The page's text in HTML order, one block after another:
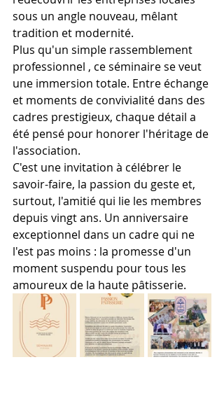
sous un angle nouveau, mêlant
tradition et modernité.
Plus qu'un simple rassemblement
professionnel , ce séminaire se veut
une immersion totale. Entre échange
et moments de convivialité dans des
cadres prestigieux, chaque détail a
été pensé pour honorer l'héritage de
l'association.
C'est une invitation à célébrer le
savoir-faire, la passion du geste et,
surtout, l'amitié qui lie les membres
depuis vingt ans. Un anniversaire
exceptionnel dans un cadre qui ne
l'est pas moins : la promesse d'un
moment suspendu pour tous les
amoureux de la haute pâtisserie.